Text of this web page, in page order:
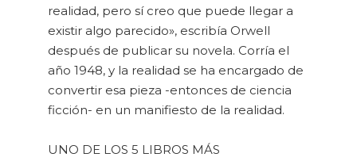
realidad, pero sí creo que puede llegar a
existir algo parecido», escribía Orwell
después de publicar su novela. Corría el
año 1948, y la realidad se ha encargado de
convertir esa pieza -entonces de ciencia
ficción- en un manifiesto de la realidad.
UNO DE LOS 5 LIBROS MÁS